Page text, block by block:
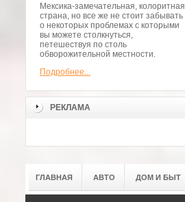
Мексика-замечательная, колоритная
страна, но все же не стоит забывать
о некоторых проблемах с которыми
вы можете столкнуться,
петешествуя по столь
обворожительной местности.
Подробнее...
РЕКЛАМА
ГЛАВНАЯ АВТО ДОМ И БЫТ